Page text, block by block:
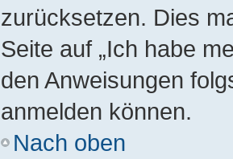
zurücksetzen. Dies
Seite auf „Ich habe
den Anweisungen
anmelden können.
Nach oben